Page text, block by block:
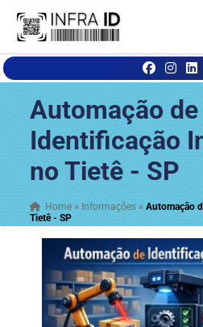
Automação de
Identificação
no Tietê - SP
Home » Informações »Automação
Tietê - SP